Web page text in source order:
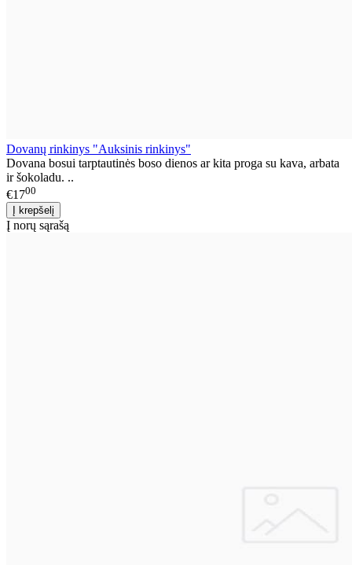
Dovanų rinkinys "Auksinis rinkinys"
Dovana bosui tarptautinės boso dienos ar kita proga su kava, arbata
ir šokoladu. ..
€1700
Į norų sąrašą